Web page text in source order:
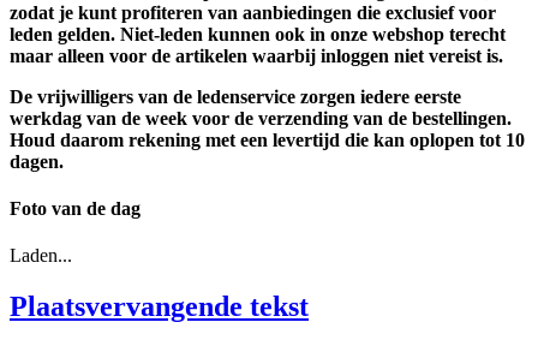
zodat je kunt profiteren van aanbiedingen die exclusief voor
leden gelden. Niet-leden kunnen ook in onze webshop terecht
maar alleen voor de artikelen waarbij inloggen niet vereist is.
De vrijwilligers van de ledenservice zorgen iedere eerste
werkdag van de week voor de verzending van de bestellingen.
Houd daarom rekening met een levertijd die kan oplopen tot 10
dagen.
Foto van de dag
Laden...
Plaatsvervangende tekst